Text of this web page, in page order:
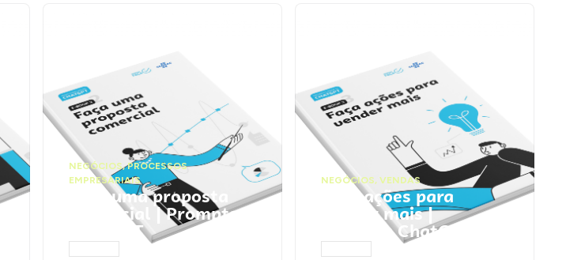
NEGÓCIOS,PROCESSOS
EMPRESARIAIS
Faça uma proposta
comercial | Prompts
ChatGPT
NEGÓCIOS, VENDAS
Faça ações para
vender mais |
Prompts ChatGPT